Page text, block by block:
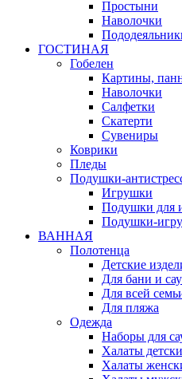
Простыни
Наволочки
ГОСТИНАЯ
Гобелен
Картины,
Наволочки
Салфетки
Скатерти
Сувениры
Коврики
Пледы
Подушки-
Игрушки
Подушки для
Подушки-
ВАННАЯ
Полотенца
Детские
Для бани и
Для всей
Для пляжа
Одежда
Наборы для
Халаты
Халаты